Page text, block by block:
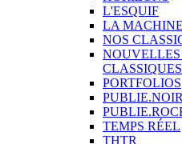
L'ESQUIF
LA
NOS
CLASSIQUES
PORTFOLIOS
PUBLIE.NOIR
TEMPS RÉEL
THTR